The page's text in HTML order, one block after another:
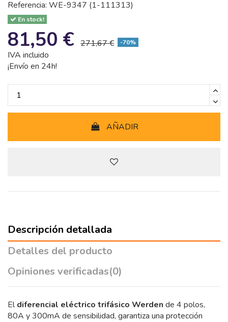
Referencia: WE-9347 (1-111313)
En stock!
81,50 € 271,67 € -70%
IVA incluido
¡Envío en 24h!
AÑADIR
Descripción detallada
Detalles del producto
Opiniones verificadas(0)
Eldiferencial eléctrico trifásico Werden de 4 polos,
80A y 300mA de sensibilidad, garantiza una protección